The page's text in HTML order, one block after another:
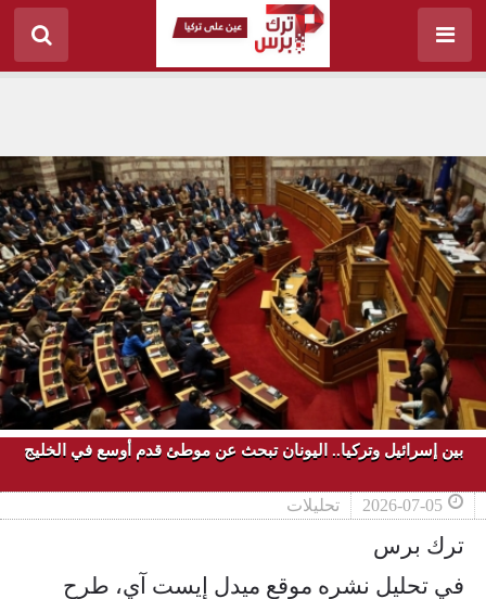
بين إسرائيل وتركيا.. اليونان تبحث عن موطئ قدم أوسع في الخليج
2026-07-05 تحليلات
ترك برس
في تحليل نشره موقع ميدل إيست آي، طرح